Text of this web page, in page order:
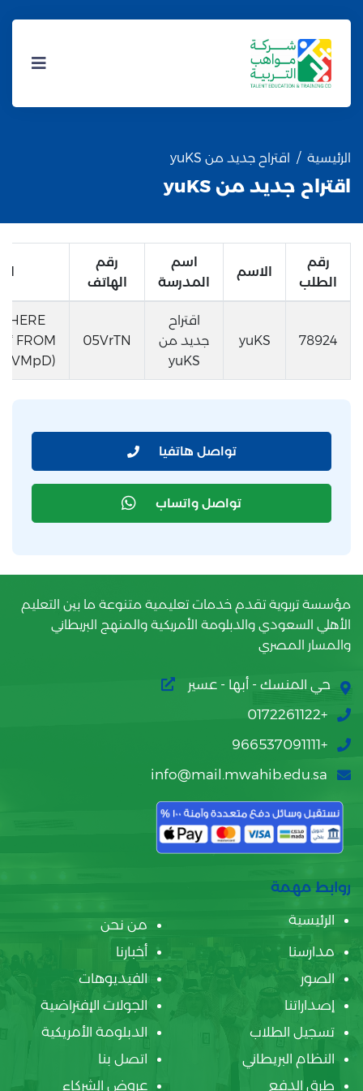
الرئيسية اقتراح جديد من yuKS
اقتراح جديد من yuKS
رقم
الطلب
الاسم
اسم
المدرسة
رقم
الهاتف
78924
yuKS
اقتراح
جديد من
yuKS
05VrTN
* FROM
تواصل هاتفيا
تواصل واتساب
مؤسسة تربوية تقدم خدمات تعليمية متنوعة ما بين التعليم
الأهلي السعودي والدبلومة الأمريكية والمنهج البريطاني
والمسار المصري
حي المنسك - أبها - عسير
+0172261122
+966537091111
info@mail.mwahib.edu.sa
روابط مهمة
الرئيسية
من نحن
مدارسنا
أخبارنا
الصور
الفيديوهات
إصداراتنا
الجولات الإفتراضية
تسجيل الطلاب
الدبلومة الأمريكية
النظام البريطاني
اتصل بنا
طرق الدفع
عروض الشركاء